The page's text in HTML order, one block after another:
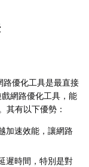
路優化工具是最直接
網路優化工具，能
其有以下優勢：
加速效能，讓網路
遲時間，特別是對